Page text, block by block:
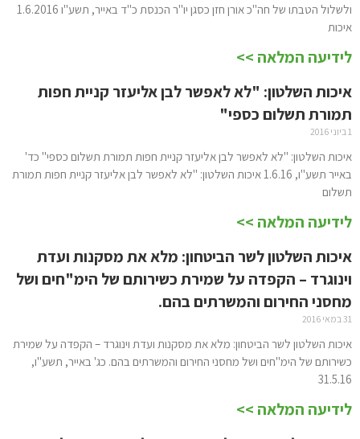
ולשלול הטבתו של חה"כ אורן חזן כסגן יו"ר הכנסת כ"ד באייר, תשע"ו 1.6.2016
איכות
לידיעה המלאה >>
איכות השלטון: "לא לאפשר לבן אליעזר קניית חפות
תמורת תשלום כספי"
1 ביוני 2016
איכות השלטון: "לא לאפשר לבן אליעזר קניית חפות תמורת תשלום כספי" כד'
באייר תשע"ו, 1.6.16 איכות השלטון: "לא לאפשר לבן אליעזר קניית חפות תמורת
תשלום
לידיעה המלאה >>
איכות השלטון לשר הביטחון: מלא את מסקנות ועדת
וינוגרד – הקפדה על שמירת כשירותם של הימ"חים ושל
מחסני החירום והמשרתים בהם.
31 במאי 2016
איכות השלטון לשר הביטחון: מלא את מסקנות ועדת וינוגרד – הקפדה על שמירת
כשירותם של הימ"חים ושל מחסני החירום והמשרתים בהם. כג' באייר, תשע"ו,
31.5.16
לידיעה המלאה >>